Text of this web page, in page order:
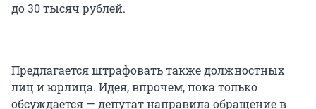
до 30 тысяч рублей.
Предлагается штрафовать также должностных
лиц и юрлица. Идея, впрочем, пока только
обсуждается — депутат направила обращение в